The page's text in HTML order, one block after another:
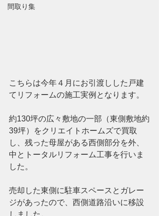
間取り集
こちらは今年４月にお引渡しした戸建
てリフォームの施工実例となります。
約130坪の広々敷地の一部（東側敷地約
39坪）をクリエイトホームズで買取
し、残った母屋がある西側部分を外、
中とトータルリフォーム工事を行いま
した。
売却した東側に駐車スペースとガレー
ジがあったので、西側道路沿いに移設
しました。